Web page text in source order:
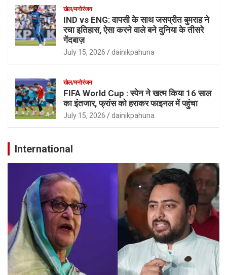
खेल/मनोरंजन
IND vs ENG: वापसी के साथ जसप्रीत बुमराह ने
रचा इतिहास, ऐसा करने वाले बने दुनिया के तीसरे
गेंदबाज़
July 15, 2026 dainikpahuna
खेल/मनोरंजन
FIFA World Cup : स्पेन ने खत्म किया 16 साल
का इंतजार, फ्रांस को हराकर फाइनल में पहुंचा
July 15, 2026 dainikpahuna
International